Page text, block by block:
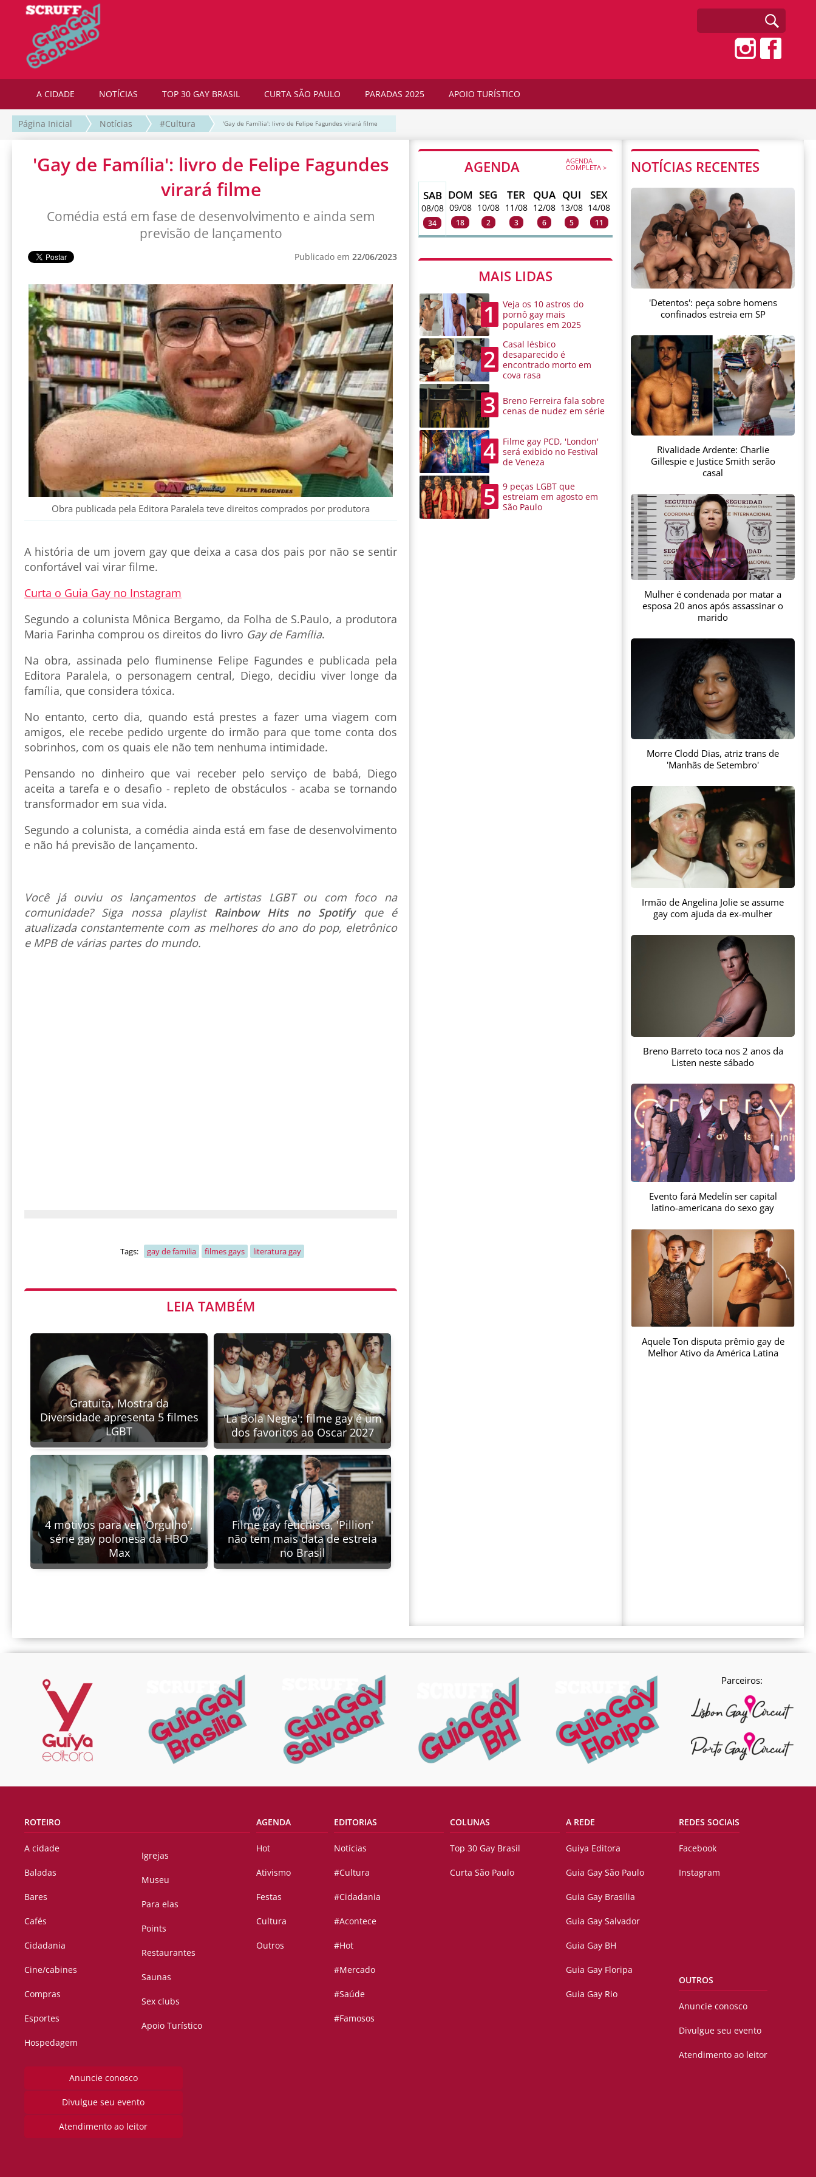
A CIDADE NOTÍCIAS TOP 30 GAY BRASIL CURTA SÃO PAULO PARADAS 2025 APOIO TURÍSTICO
Página Inicial Notícias #Cultura 'Gay de Família': livro de Felipe Fagundes virará filme
'Gay de Família': livro de Felipe Fagundes
virará filme
Comédia está em fase de desenvolvimento e ainda sem
previsão de lançamento
Publicado em 22/06/2023
Obra publicada pela Editora Paralela teve direitos comprados por produtora
A história de um jovem gay que deixa a casa dos pais por não se sentir
confortável vai virar filme.
Curta o Guia Gay no Instagram
Segundo a colunista Mônica Bergamo, da Folha de S.Paulo, a produtora
Maria Farinha comprou os direitos do livro Gay de Família.
Na obra, assinada pelo fluminense Felipe Fagundes e publicada pela
Editora Paralela, o personagem central, Diego, decidiu viver longe da
família, que considera tóxica.
No entanto, certo dia, quando está prestes a fazer uma viagem com
amigos, ele recebe pedido urgente do irmão para que tome conta dos
sobrinhos, com os quais ele não tem nenhuma intimidade.
Pensando no dinheiro que vai receber pelo serviço de babá, Diego
aceita a tarefa e o desafio - repleto de obstáculos - acaba se tornando
transformador em sua vida.
Segundo a colunista, a comédia ainda está em fase de desenvolvimento
e não há previsão de lançamento.
Você já ouviu os lançamentos de artistas LGBT ou com foco na
comunidade? Siga nossa playlist Rainbow Hits no Spotify que é
atualizada constantemente com as melhores do ano do pop, eletrônico
e MPB de várias partes do mundo.
Tags: gay de familia filmes gays literatura gay
LEIA TAMBÉM
Gratuita, Mostra da
Diversidade apresenta 5 filmes
LGBT
'La Bola Negra': filme gay é um
dos favoritos ao Oscar 2027
4 motivos para ver 'Orgulho',
série gay polonesa da HBO
Max
Filme gay fetichista, 'Pillion'
não tem mais data de estreia
no Brasil
AGENDA AGENDA
COMPLETA >
SAB
08/08
34
DOM
09/08
18
SEG
10/08
2
TER
11/08
3
QUA
12/08
6
QUI
13/08
5
SEX
14/08
11
MAIS LIDAS
1
Veja os 10 astros do
pornô gay mais
populares em 2025
2
Casal lésbico
desaparecido é
encontrado morto em
cova rasa
3
Breno Ferreira fala sobre
cenas de nudez em série
4
Filme gay PCD, 'London'
será exibido no Festival
de Veneza
5
9 peças LGBT que
estreiam em agosto em
São Paulo
NOTÍCIAS RECENTES
'Detentos': peça sobre homens
confinados estreia em SP
Rivalidade Ardente: Charlie
Gillespie e Justice Smith serão
casal
Mulher é condenada por matar a
esposa 20 anos após assassinar o
marido
Morre Clodd Dias, atriz trans de
'Manhãs de Setembro'
Irmão de Angelina Jolie se assume
gay com ajuda da ex-mulher
Breno Barreto toca nos 2 anos da
Listen neste sábado
Evento fará Medelín ser capital
latino-americana do sexo gay
Aquele Ton disputa prêmio gay de
Melhor Ativo da América Latina
Parceiros:
ROTEIRO
A cidade
Baladas
Bares
Cafés
Cidadania
Cine/cabines
Compras
Esportes
Hospedagem
Igrejas
Museu
Para elas
Points
Restaurantes
Saunas
Sex clubs
Apoio Turístico
Anuncie conosco
Divulgue seu evento
Atendimento ao leitor
AGENDA
Hot
Ativismo
Festas
Cultura
Outros
EDITORIAS
Notícias
#Cultura
#Cidadania
#Acontece
#Hot
#Mercado
#Saúde
#Famosos
COLUNAS
Top 30 Gay Brasil
Curta São Paulo
A REDE
Guiya Editora
Guia Gay São Paulo
Guia Gay Brasilia
Guia Gay Salvador
Guia Gay BH
Guia Gay Floripa
Guia Gay Rio
REDES SOCIAIS
Facebook
Instagram
OUTROS
Anuncie conosco
Divulgue seu evento
Atendimento ao leitor